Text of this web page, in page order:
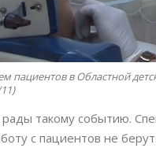
пациентов в Областной
такому событию.
с пациентов не